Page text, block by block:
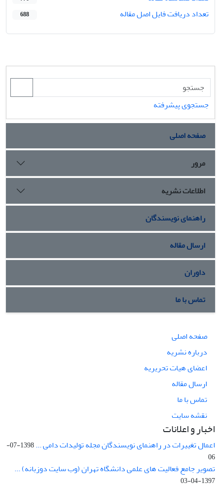
تعداد دریافت فایل اصل مقاله 688
جستجوی پیشرفته
صفحه اصلی
مرور
اطلاعات نشریه
راهنمای نویسندگان
ارسال مقاله
داوران
تماس با ما
صفحه اصلی
درباره نشریه
اعضای هیات تحریریه
ارسال مقاله
تماس با ما
نقشه سایت
اخبار و اعلانات
اعمال تغییرات در راهنمای نویسندگان مجله تولیدات دامی ...
1398-07-
06
تصویر جامع فعالیت های علمی دانشگاه تهران (وب سایت دوزبانه) ...
1397-04-03